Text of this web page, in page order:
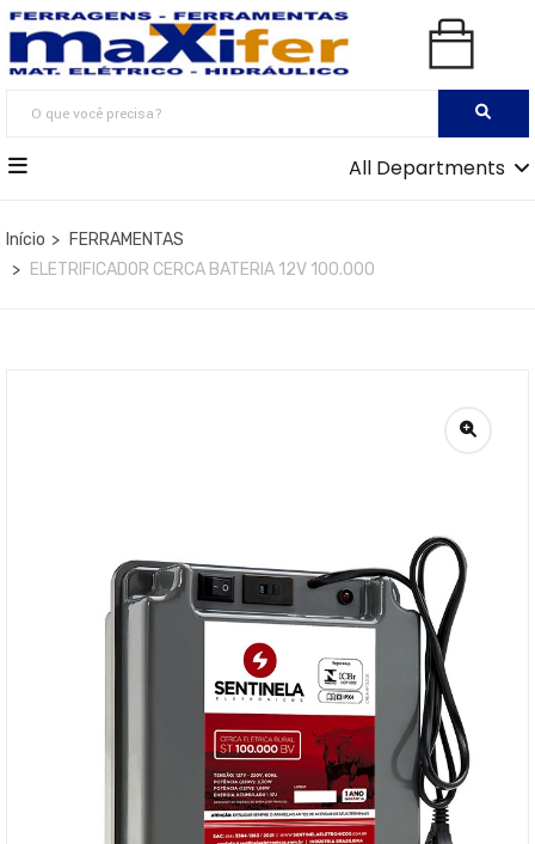
All Departments
Início
FERRAMENTAS
ELETRIFICADOR CERCA BATERIA 12V 100.000